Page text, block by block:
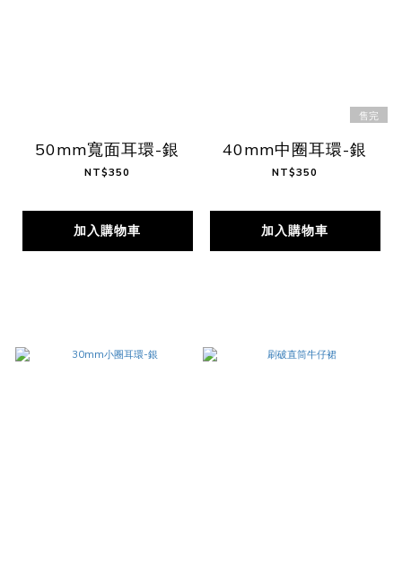
50mm寬面耳環-銀
NT$350
加入購物車
售完
40mm中圈耳環-銀
NT$350
加入購物車